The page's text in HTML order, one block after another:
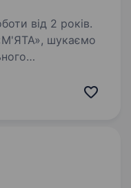
від 2 років.